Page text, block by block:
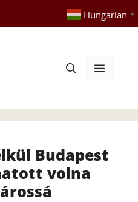
Hungarian ▼
Menü
Budapest
volna